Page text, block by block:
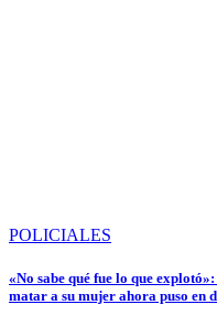
POLICIALES
«No sabe qué fue lo que
matar a su mujer ahora puso en